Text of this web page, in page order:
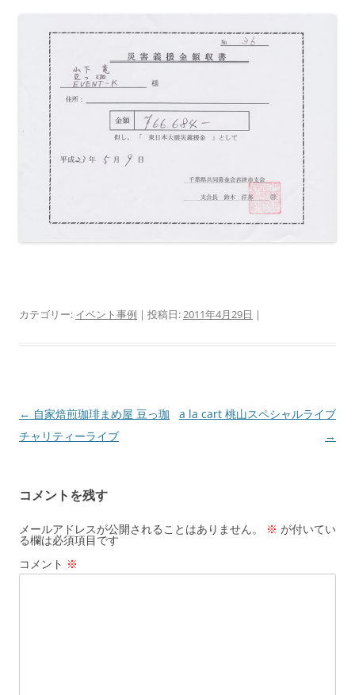
カテゴリー: イベント事例 | 投稿日:2011年4月29日 |
投
稿
ゲ
ー
シ
ョ
← 自家焙煎珈琲まめ屋 豆っ珈
チャリティーライブ
a la cart 桃山スペシャルライブ
→
コメントを残す
メールアドレスが公開されることはありません。 ※ が付いてい
る欄は必須項目です
コメント ※